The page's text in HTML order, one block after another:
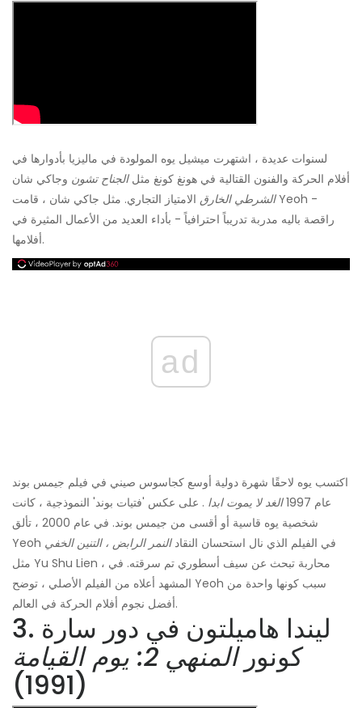
لسنوات عديدة ، اشتهرت ميشيل يوه المولودة في ماليزيا بأدوارها في
أفلام الحركة والفنون القتالية في هونغ كونغ مثلالجناح تشون وجاكي شان
الشرطي الخارق الامتياز التجاري. مثل جاكي شان ، قامت Yeoh -
راقصة باليه مدربة تدريباً احترافياً - بأداء العديد من الأعمال المثيرة في
أفلامها.
ad
اكتسب يوه لاحقًا شهرة دولية أوسع كجاسوس صيني في فيلم جيمس بوند
عام 1997
الغد لا يموت ابدا . على عكس 'فتيات بوند' النموذجية ، كانت
شخصية يوه قاسية أو أقسى من جيمس بوند. في عام 2000 ، تألق
Yeoh في الفيلم الذي نال استحسان النقادالنمر الرابض ، التنين الخفي
مثل Yu Shu Lien ، محاربة تبحث عن سيف أسطوري تم سرقته. في
المشهد أعلاه من الفيلم الأصلي ، توضح Yeoh سبب كونها واحدة من
أفضل نجوم أفلام الحركة في العالم.
3. ليندا هاميلتون في دور سارة
كونورالمنهي 2: يوم القيامة
(1991)